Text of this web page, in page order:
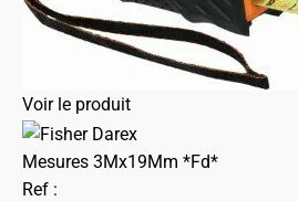
Voir le produit
Mesures 3Mx19Mm *Fd*
Ref :